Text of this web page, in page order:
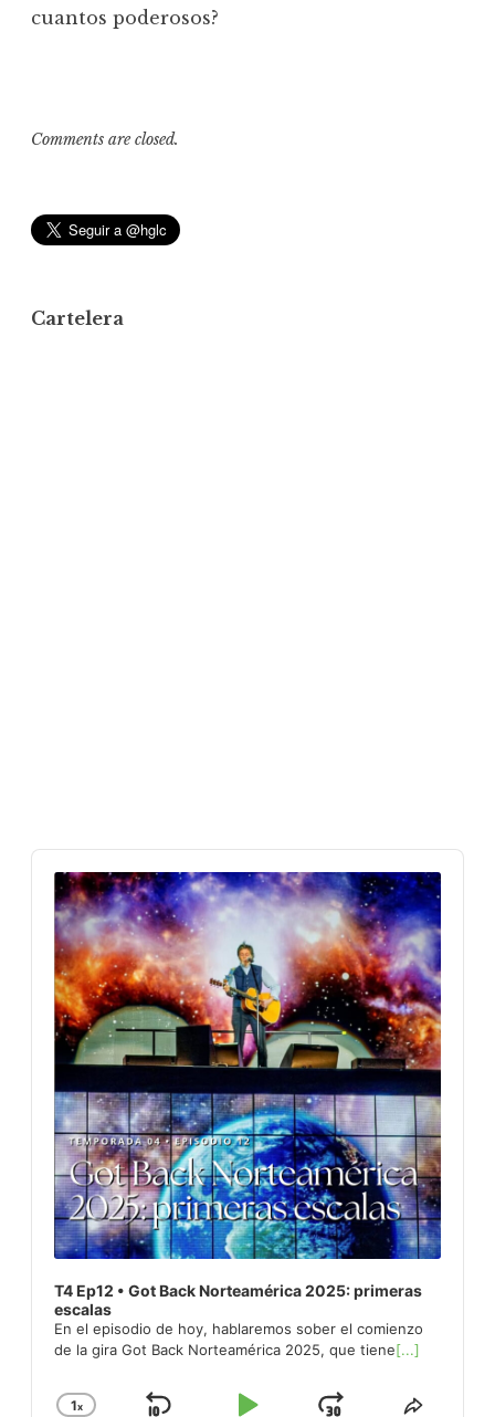
cuantos poderosos?
Comments are closed.
Cartelera
Audio
Player
T4 Ep12 • Got Back Norteamérica 2025: primeras
escalas
En el episodio de hoy, hablaremos sober el comienzo
de la gira Got Back Norteamérica 2025, que tiene[...]
1x